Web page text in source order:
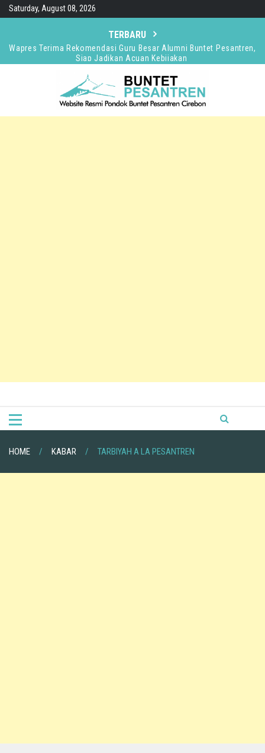
SkipSaturday, August 08, 2026
TERBARU
Wapres Terima Rekomendasi Guru Besar Alumni Buntet Pesantren,
Siap Jadikan Acuan Kebijakan
Presiden Prabowo Anugerahi KH Abdullah Abbas Bintang
Mahaputra Utama
Wapres Ziarah ke Makam KH Abbas Sebelum Hadiri Silatnas
HOME KABAR TARBIYAH A LA PESANTREN